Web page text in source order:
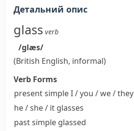
Детальний опис
glass verb
/ɡlæs/
(British English, informal)
Verb Forms
present simple I / you / we / they
he / she / it glasses
past simple glassed